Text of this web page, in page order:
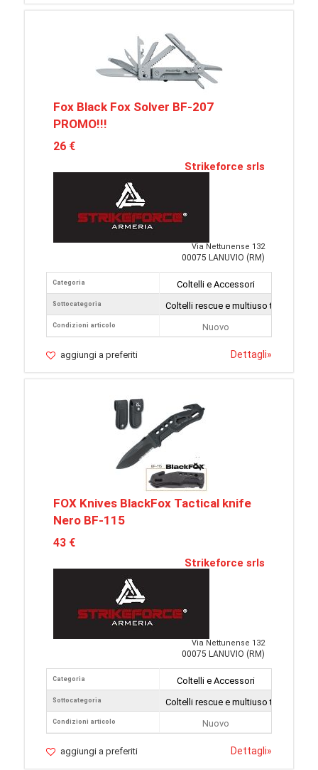
Fox Black Fox Solver BF-207
PROMO!!!
26 €
Strikeforce srls
Via Nettunense 132
00075 LANUVIO (RM)
Categoria
Sottocategoria
Condizioni articolo
Coltelli e Accessori
Coltelli rescue e multiuso tattici
Nuovo
aggiungi a preferiti Dettagli»
FOX Knives BlackFox Tactical knife
Nero BF-115
43 €
Strikeforce srls
Via Nettunense 132
00075 LANUVIO (RM)
Categoria
Sottocategoria
Condizioni articolo
Coltelli e Accessori
Coltelli rescue e multiuso tattici
Nuovo
aggiungi a preferiti Dettagli»